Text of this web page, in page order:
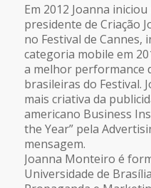
Em 2012 Joanna
presidente de Criação
no Festival de Cannes,
categoria mobile em
a melhor performance
brasileiras do Festival.
mais criativa da
americano Business
the Year” pela
mensagem.
Joanna Monteiro é
Universidade de